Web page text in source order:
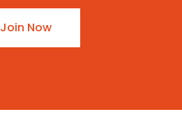
Join Now